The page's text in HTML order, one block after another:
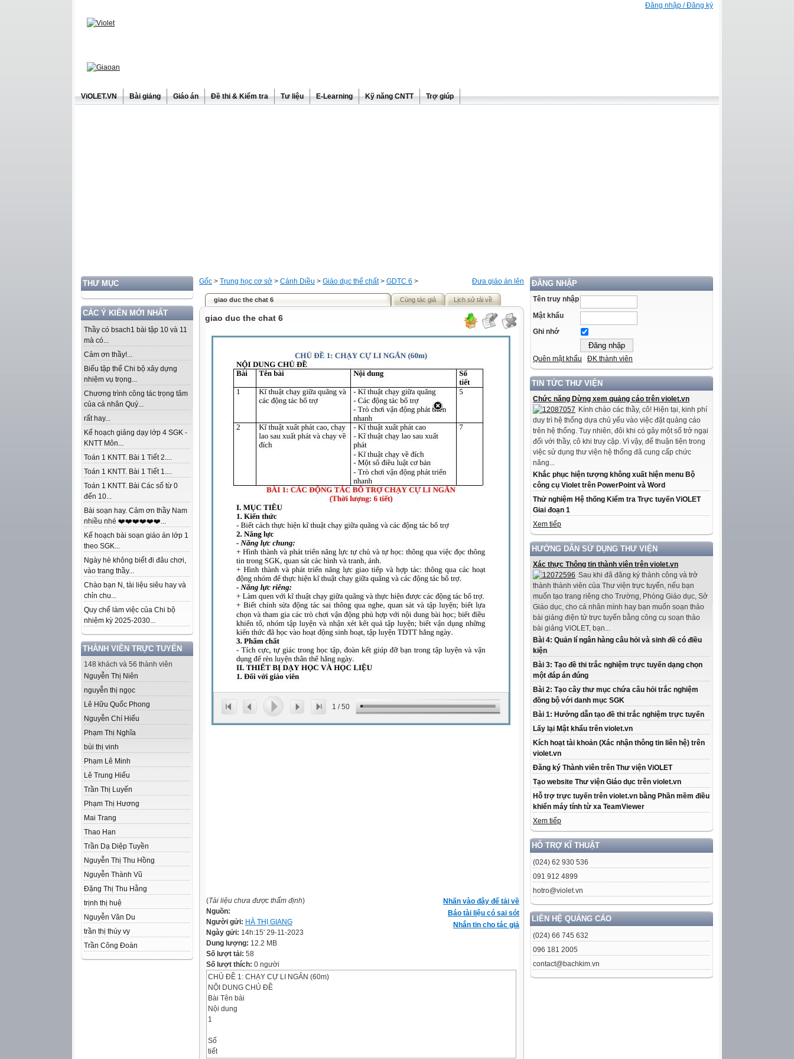
Đăng nhập / Đăng ký
ViOLET.VN Bài giảng Giáo án Đề thi & Kiểm tra Tư liệu E-Learning Kỹ năng CNTT Trợ giúp
THƯ MỤC
CÁC Ý KIẾN MỚI NHẤT
Thầy có bsach1 bài tập 10 và 11
mà có...
Cảm ơn thầy!...
Biểu tập thể Chi bộ xây dựng
nhiệm vụ trọng...
Chương trình công tác trọng tâm
của cá nhân Quý...
rất hay...
Kế hoạch giảng dạy lớp 4 SGK -
KNTT Môn...
Toán 1 KNTT. Bài 1 Tiết 2....
Toán 1 KNTT. Bài 1 Tiết 1....
Toán 1 KNTT. Bài Các số từ 0
đến 10...
Bài soạn hay. Cảm ơn thầy Nam
nhiều nhé ❤️❤️❤️❤️❤️❤️...
Kế hoạch bài soạn giáo án lớp 1
theo SGK...
Ngày hè không biết đi đâu chơi,
vào trang thầy...
Chào bạn N, tài liệu siêu hay và
chỉn chu...
Quy chế làm việc của Chi bộ
nhiệm kỳ 2025-2030...
THÀNH VIÊN TRỰC TUYẾN
148 khách và 56 thành viên
Nguyễn Thị Niên
nguyễn thị ngọc
Lê Hữu Quốc Phong
Nguyễn Chí Hiếu
Phạm Thị Nghĩa
bùi thị vinh
Phạm Lê Minh
Lê Trung Hiếu
Trần Thị Luyến
Phạm Thị Hương
Mai Trang
Thao Han
Trần Dạ Diệp Tuyền
Nguyễn Thị Thu Hồng
Nguyễn Thành Vũ
Đặng Thị Thu Hằng
trịnh thị huệ
Nguyễn Văn Du
trần thị thúy vy
Trần Công Đoàn
ĐĂNG NHẬP
Tên truy nhập
Mật khẩu
Ghi nhớ
Quên mật khẩu ĐK thành viên
TIN TỨC THƯ VIỆN
Chức năng Dừng xem quảng cáo trên violet.vn
Kính chào các thầy, cô! Hiện tại, kinh phí
duy trì hệ thống dựa chủ yếu vào việc đặt quảng cáo
trên hệ thống. Tuy nhiên, đôi khi có gây một số trở ngại
đối với thầy, cô khi truy cập. Vì vậy, để thuận tiện trong
việc sử dụng thư viện hệ thống đã cung cấp chức
năng...
Khắc phục hiện tượng không xuất hiện menu Bộ
công cụ Violet trên PowerPoint và Word
Thử nghiệm Hệ thống Kiểm tra Trực tuyến ViOLET
Giai đoạn 1
Xem tiếp
HƯỚNG DẪN SỬ DỤNG THƯ VIỆN
Xác thực Thông tin thành viên trên violet.vn
Sau khi đã đăng ký thành công và trở
thành thành viên của Thư viện trực tuyến, nếu bạn
muốn tạo trang riêng cho Trường, Phòng Giáo dục, Sở
Giáo dục, cho cá nhân mình hay bạn muốn soạn thảo
bài giảng điện tử trực tuyến bằng công cụ soạn thảo
bài giảng ViOLET, bạn...
Bài 4: Quản lí ngân hàng câu hỏi và sinh đề có điều
kiện
Bài 3: Tạo đề thi trắc nghiệm trực tuyến dạng chọn
một đáp án đúng
Bài 2: Tạo cây thư mục chứa câu hỏi trắc nghiệm
đồng bộ với danh mục SGK
Bài 1: Hướng dẫn tạo đề thi trắc nghiệm trực tuyến
Lấy lại Mật khẩu trên violet.vn
Kích hoạt tài khoản (Xác nhận thông tin liên hệ) trên
violet.vn
Đăng ký Thành viên trên Thư viện ViOLET
Tạo website Thư viện Giáo dục trên violet.vn
Hỗ trợ trực tuyến trên violet.vn bằng Phần mềm điều
khiển máy tính từ xa TeamViewer
Xem tiếp
HỖ TRỢ KĨ THUẬT
(024) 62 930 536
091 912 4899
hotro@violet.vn
LIÊN HỆ QUẢNG CÁO
(024) 66 745 632
096 181 2005
contact@bachkim.vn
Đưa giáo án lên
Gốc > Trung học cơ sở > Cánh Diều > Giáo dục thể chất> GDTC 6 >
giao duc the chat 6 Cùng tác giả Lịch sử tải về
giao duc the chat 6
1 /50
Nhấn vào đây để tải về
Báo tài liệu có sai sót
Nhắn tin cho tác giả
(Tài liệu chưa được thẩm định)
Nguồn:
Người gửi: HÀ THỊ GIANG
Ngày gửi: 14h:15' 29-11-2023
Dung lượng: 12.2 MB
Số lượt tải: 58
Số lượt thích: 0 người
CHỦ ĐỀ 1: CHẠY CỰ LI NGẮN (60m)
NỘI DUNG CHỦ ĐỀ
Bài Tên bài
Nội dung
1
Số
tiết